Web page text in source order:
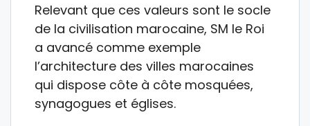
Relevant que ces valeurs sont le socle
de la civilisation marocaine, SM le Roi
a avancé comme exemple
l’architecture des villes marocaines
qui dispose côte à côte mosquées,
synagogues et églises.